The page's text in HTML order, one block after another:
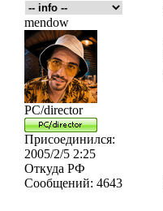
mendow
PC/director
Присоединился:
2005/2/5 2:25
Откуда РФ
Сообщений: 4643